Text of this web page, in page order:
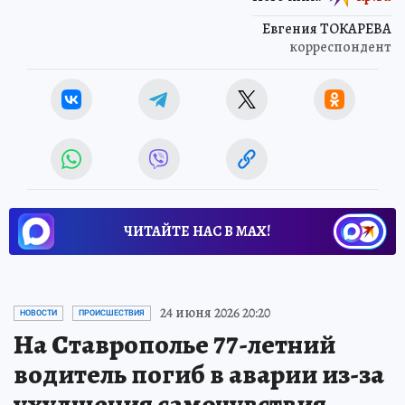
Евгения ТОКАРЕВА
корреспондент
ЧИТАЙТЕ НАС В МАХ!
НОВОСТИ ПРОИСШЕСТВИЯ 24 июня 2026 20:20
На Ставрополье 77-летний
водитель погиб в аварии из-за